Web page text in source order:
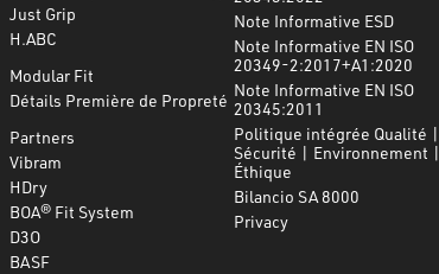
Just Grip
H.ABC
Modular Fit
Détails Première de Propreté
Partners
Vibram
HDry
BOA® Fit System
D3O
BASF
Note Informative ESD
Note Informative EN ISO
20349-2:2017+A1:2020
Note Informative EN ISO
20345:2011
Politique intégrée Qualité |
Sécurité | Environnement |
Éthique
Bilancio SA 8000
Privacy